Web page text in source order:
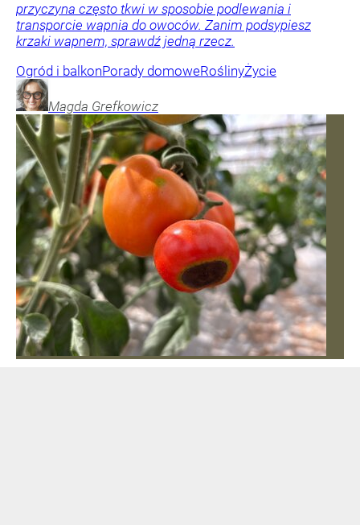
przyczyna często tkwi w sposobie podlewania i
transporcie wapnia do owoców. Zanim podsypiesz
krzaki wapnem, sprawdź jedną rzecz.
Ogród i balkonPorady domoweRoślinyŻycie
Magda Grefkowicz